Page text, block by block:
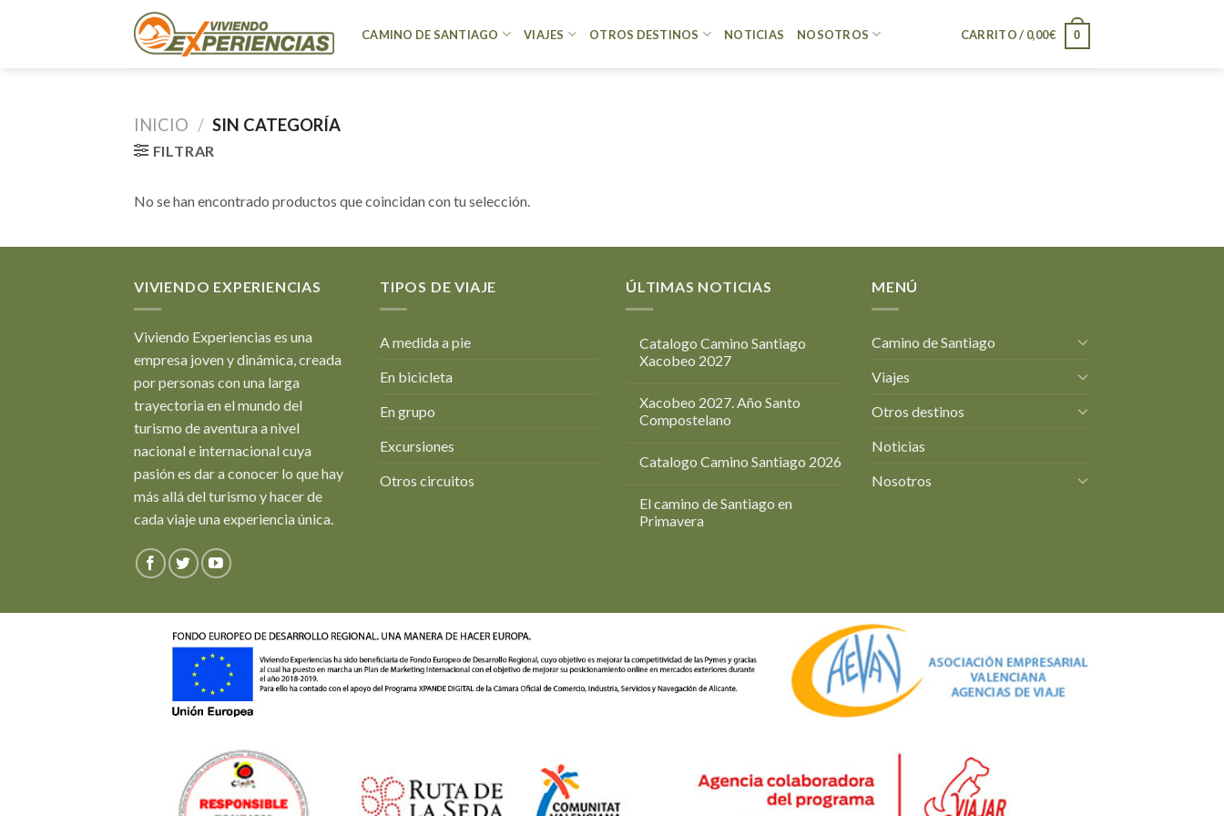
CAMINO DE SANTIAGO VIAJES OTROS DESTINOS NOTICIAS NOSOTROS CARRITO / 0,00€ 0
INICIO / SIN CATEGORÍA
FILTRAR
No se han encontrado productos que coincidan con tu selección.
VIVIENDO EXPERIENCIAS
Viviendo Experiencias es una
empresa joven y dinámica, creada
por personas con una larga
trayectoria en el mundo del
turismo de aventura a nivel
nacional e internacional cuya
pasión es dar a conocer lo que hay
más allá del turismo y hacer de
cada viaje una experiencia única.
TIPOS DE VIAJE
A medida a pie
En bicicleta
En grupo
Excursiones
Otros circuitos
ÚLTIMAS NOTICIAS
Catalogo Camino Santiago
Xacobeo 2027
Xacobeo 2027. Año Santo
Compostelano
Catalogo Camino Santiago 2026
El camino de Santiago en
Primavera
MENÚ
Camino de Santiago
Viajes
Otros destinos
Noticias
Nosotros